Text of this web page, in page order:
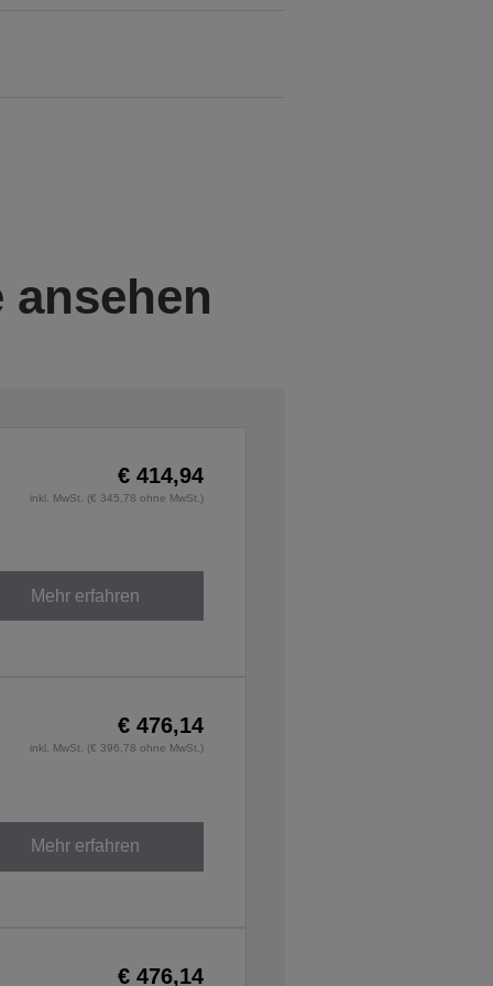
ansehen
€ 414,94
inkl. MwSt. (€ 345,78 ohne MwSt.)
Mehr erfahren
€ 476,14
inkl. MwSt. (€ 396,78 ohne MwSt.)
Mehr erfahren
€ 476,14